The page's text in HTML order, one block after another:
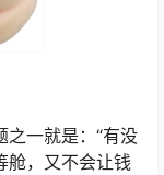
一就是：“有没
舱，又不会让钱